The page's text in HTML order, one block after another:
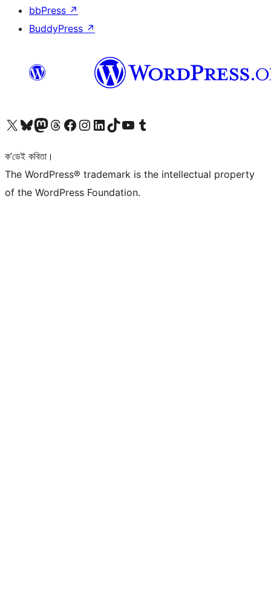
bbPress ↗
BuddyPress ↗
আমাৰ X (আগৰ Twitter) একাউণ্টলৈ যাওকআমাৰ Bluesky একাউণ্টলৈ যাওকআমাৰ Mastodon একাউণ্টলৈ যাওকআমাৰ Threads একাউণ্টলৈ যাওকআমাৰ Facebook পৃষ্ঠালৈ যাওকআমাৰ Instagram একাউণ্টলৈ যাওকআমাৰ LinkedIn একাউণ্টলৈ যাওকআমাৰ TikTok একাউণ্টলৈ যাওকআমাৰ YouTube চেনেললৈ যাওকআমাৰ Tumblr একাউণ্টলৈ যাওক
ক’ডেই কবিতা।
The WordPress® trademark is the intellectual property
of the WordPress Foundation.